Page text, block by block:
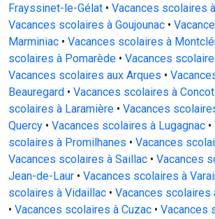
Frayssinet-le-Gélat • Vacances scolaires
Vacances scolaires à Goujounac •
Marminiac • Vacances scolaires à
scolaires à Pomarède • Vacances
Vacances scolaires aux Arques •
Beauregard • Vacances scolaires à
scolaires à Laramière • Vacances
Quercy • Vacances scolaires à Lugagnac •
scolaires à Promilhanes • Vacances
Vacances scolaires à Saillac • Vacances
Jean-de-Laur • Vacances scolaires à
scolaires à Vidaillac • Vacances scolaires
• Vacances scolaires à Cuzac • Vacances